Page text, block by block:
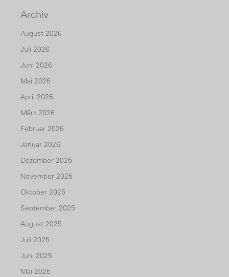
Archiv
August 2026
Juli 2026
Juni 2026
Mai 2026
April 2026
März 2026
Februar 2026
Januar 2026
Dezember 2025
November 2025
Oktober 2025
September 2025
August 2025
Juli 2025
Juni 2025
Mai 2025